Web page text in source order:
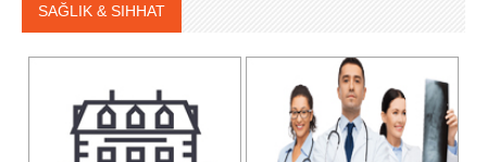
SAĞLIK & SIHHAT